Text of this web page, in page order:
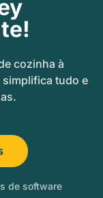
cozinha à
tudo e
de software